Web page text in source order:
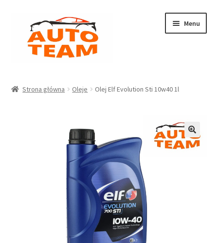
nawigacji
treści
Menu
Strona główna Oleje Olej Elf Evolution Sti 10w40 1l